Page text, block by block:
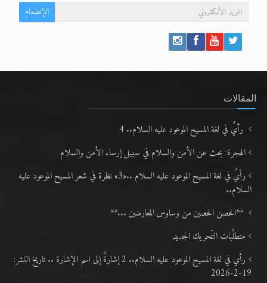
الإنضمام
المقالات
رأيٌ في لغة المسيح الموعود عليه السلام.. 4
الهجرة: بحث عن الأمن والسلام في سبيل إرساء الأمن والسلام
رأيٌ في لغة المسيح الموعود عليه السلام ..«3» نظرة في شعر المسيح الموعود عليه
السلام..
**الحصن الحصين من وساوس المعارضين ...**
متطلَّبات التّحريك الجديد
رأي في لغة المسيح الموعود عليه السلام.. 2 إشارةٌ إلى اسم الإشارة .. تاريخ النشر:
19-2-2026